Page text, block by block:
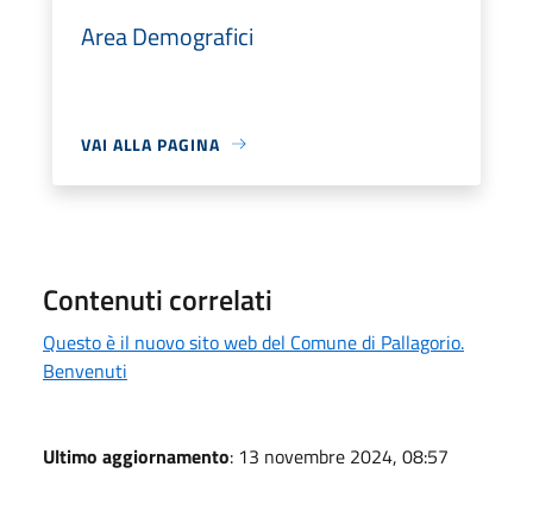
Area Demografici
VAI ALLA PAGINA
Contenuti correlati
Questo è il nuovo sito web del Comune di Pallagorio.
Benvenuti
Ultimo aggiornamento: 13 novembre 2024, 08:57